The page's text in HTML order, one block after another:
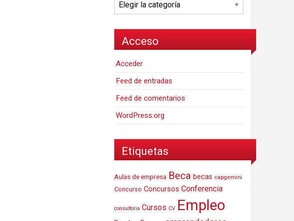
Acceso
Acceder
Feed de entradas
Feed de comentarios
WordPress.org
Etiquetas
Aulas de empresa Beca becas capgemini
Concurso Concursos Conferencia
consultoria Cursos CV Empleo